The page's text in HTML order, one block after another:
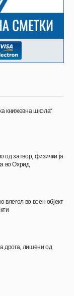
книжевна школа“
од затвор, физички ја
во Охрид
влегол во воен објект
дрога, лишени од